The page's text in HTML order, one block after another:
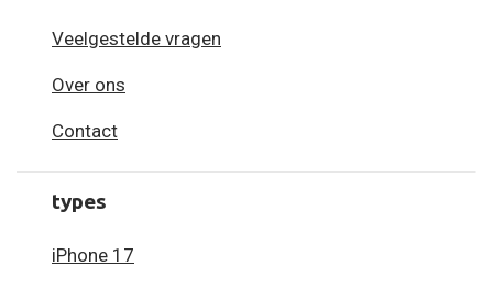
Veelgestelde vragen
Over ons
Contact
types
iPhone 17